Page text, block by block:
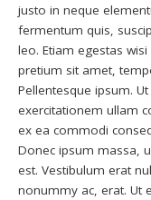
justo in neque
fermentum quis,
leo. Etiam egestas
pretium sit amet,
Pellentesque ipsum.
exercitationem ullam
ex ea commodi
Donec ipsum massa,
est. Vestibulum erat
nonummy ac, erat. Ut